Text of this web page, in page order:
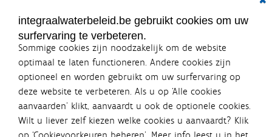
LOGIN VEREIST
integraalwaterbeleid.be gebruikt cookies om uw
surfervaring te verbeteren.
Sommige cookies zijn noodzakelijk om de website
optimaal te laten functioneren. Andere cookies zijn
optioneel en worden gebruikt om uw surfervaring op
deze website te verbeteren. Als u op ‘Alle cookies
aanvaarden’ klikt, aanvaardt u ook de optionele cookies.
Wilt u liever zelf kiezen welke cookies u aanvaardt? Klik
Integraalwaterbeleid.be is een
officiële website van de Vlaamse
overheid
uitgegeven door Coördinatiecommissie Integraal